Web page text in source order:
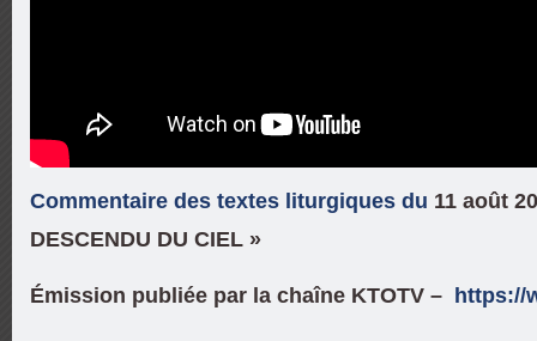
Commentaire des textes liturgiques du 11 août
DESCENDU DU CIEL »
Émission publiée par la chaîne KTOTV – https://